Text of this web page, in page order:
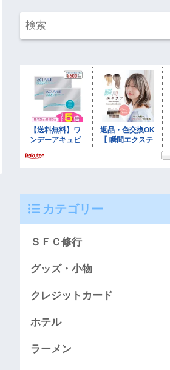
カテゴリー
ＳＦＣ修行
グッズ・小物
クレジットカード
ホテル
ラーメン